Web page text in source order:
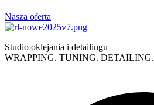
Nasza oferta
Studio oklejania i detailingu
WRAPPING. TUNING. DETAILING.